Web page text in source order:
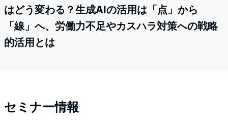
はどう変わる？生成AIの活用は「点」から
「線」へ、労働力不足やカスハラ対策への戦略
的活用とは
セミナー情報